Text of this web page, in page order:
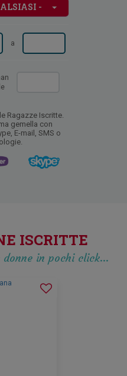
-
a
Ragazze Iscritte.
gemella con
E-mail, SMS o
ISCRITTE
in pochi click…